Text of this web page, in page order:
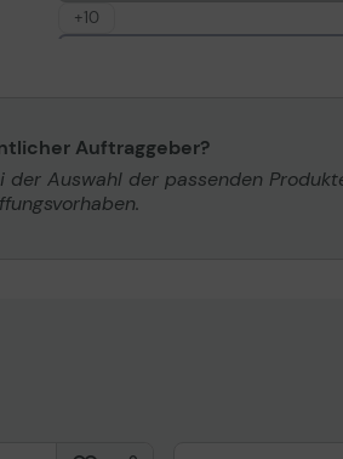
+10
48G HPE 3 Year Foundation
Exchange Aruba
8G PoE HPE 5 Year Foundation
Exchange Aruba
24G HPE Foundation Care 1Y REN
Auftraggeber?
Auswahl der passenden